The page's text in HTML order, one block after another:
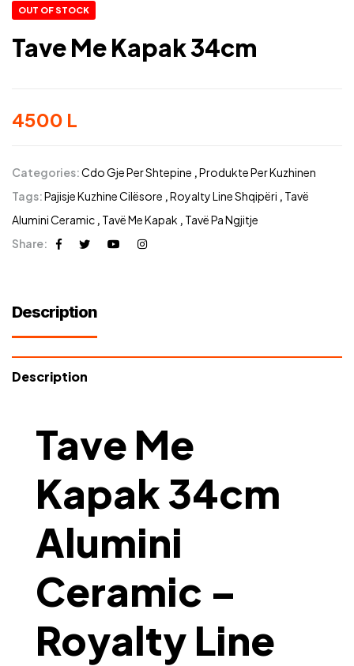
OUT OF STOCK
Tave Me Kapak 34cm
4500 L
Categories:Cdo Gje Per Shtepine ,Produkte Per Kuzhinen
Tags:Pajisje Kuzhine Cilësore ,Royalty Line Shqipëri , Tavë
Alumini Ceramic , Tavë Me Kapak , Tavë Pa Ngjitje
Share:
Description
Description
Tave Me
Kapak 34cm
Alumini
Ceramic –
Royalty Line